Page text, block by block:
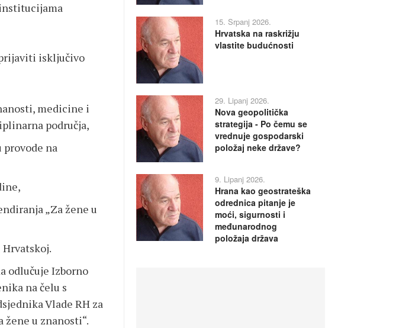
prijaviti isključivo
medicine i
područja,
na
„Za žene u
odlučuje Izborno
na čelu s
Vlade RH za
u znanosti“.
15. Srpanj 2026.
Hrvatska na raskrižju
vlastite budućnosti
29. Lipanj 2026.
Nova geopolitička
strategija - Po čemu se
vrednuje gospodarski
položaj neke države?
9. Lipanj 2026.
Hrana kao geostrateška
odrednica pitanje je
moći, sigurnosti i
međunarodnog
položaja država